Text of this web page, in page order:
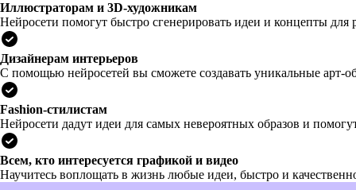
Иллюстраторам и 3D-художникам
Нейросети помогут быстро сгенерировать идеи и концепты
Дизайнерам интерьеров
С помощью нейросетей вы сможете создавать уникальные арт-
Fashion-стилистам
Нейросети дадут идеи для самых невероятных образов и
Всем, кто интересуется графикой и видео
Научитесь воплощать в жизнь любые идеи, быстро и